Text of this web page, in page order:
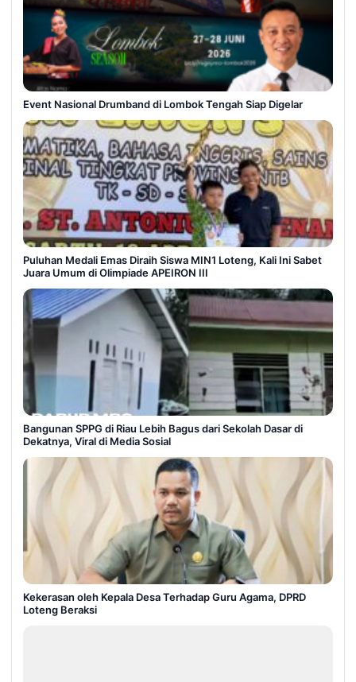
Event Nasional Drumband di Lombok Tengah Siap Digelar
Puluhan Medali Emas Diraih Siswa MIN1 Loteng, Kali Ini Sabet
Juara Umum di Olimpiade APEIRON III
Bangunan SPPG di Riau Lebih Bagus dari Sekolah Dasar di
Dekatnya, Viral di Media Sosial
Kekerasan oleh Kepala Desa Terhadap Guru Agama, DPRD
Loteng Beraksi